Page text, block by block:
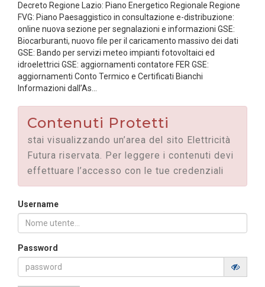
Decreto Regione Lazio: Piano Energetico Regionale Regione
FVG: Piano Paesaggistico in consultazione e-distribuzione:
online nuova sezione per segnalazioni e informazioni GSE:
Biocarburanti, nuovo file per il caricamento massivo dei dati
GSE: Bando per servizi meteo impianti fotovoltaici ed
idroelettrici GSE: aggiornamenti contatore FER GSE:
aggiornamenti Conto Termico e Certificati Bianchi
Informazioni dall’As...
Contenuti Protetti
stai visualizzando un’area del sito Elettricità
Futura riservata. Per leggere i contenuti devi
effettuare l’accesso con le tue credenziali
Username
Password